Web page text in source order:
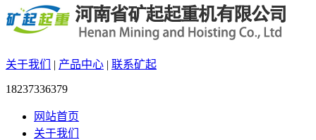
关于我们 | 产品中心 | 联系矿起
18237336379
网站首页
关于我们